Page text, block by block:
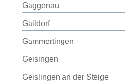
Gaggenau
Gaildorf
Gammertingen
Geisingen
Geislingen an der Steige